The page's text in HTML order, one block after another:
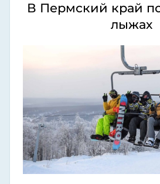
В Пермский край
лыжах